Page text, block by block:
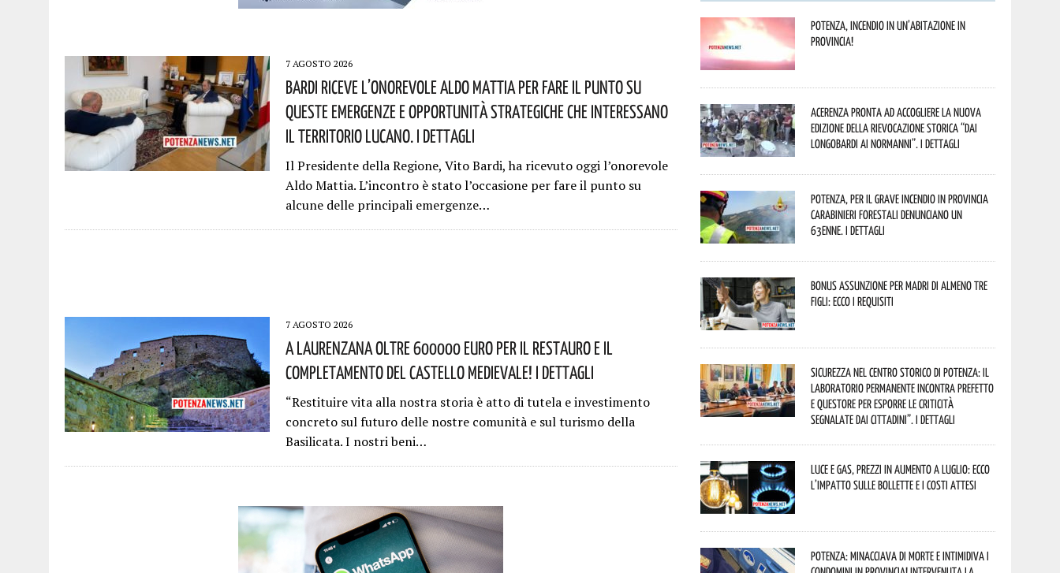
7 AGOSTO 2026
Bardi Riceve L’onorevole Aldo Mattia Per Fare Il Punto Su
Queste Emergenze E Opportunità Strategiche Che Interessano
Il Territorio Lucano. I Dettagli
Il Presidente della Regione, Vito Bardi, ha ricevuto oggi l’onorevole
Aldo Mattia. L’incontro è stato l’occasione per fare il punto su
alcune delle principali emergenze…
7 AGOSTO 2026
A Laurenzana Oltre 600000 Euro Per Il Restauro E Il
Completamento Del Castello Medievale! I Dettagli
“Restituire vita alla nostra storia è atto di tutela e investimento
concreto sul futuro delle nostre comunità e sul turismo della
Basilicata. I nostri beni…
Potenza, incendio in un’abitazione in
provincia!
Acerenza pronta ad accogliere la nuova
edizione della rievocazione storica “Dai
Longobardi ai Normanni”. I dettagli
Potenza, per il grave incendio in Provincia
Carabinieri forestali denunciano un
63enne. I dettagli
Bonus assunzione per madri di almeno tre
figli: ecco i requisiti
Sicurezza nel Centro Storico di Potenza: il
Laboratorio Permanente incontra Prefetto
e Questore per esporre le criticità
segnalate dai cittadini”. I dettagli
Luce e gas, prezzi in aumento a luglio: ecco
l’impatto sulle bollette e i costi attesi
Potenza: minacciava di morte e intimidiva i